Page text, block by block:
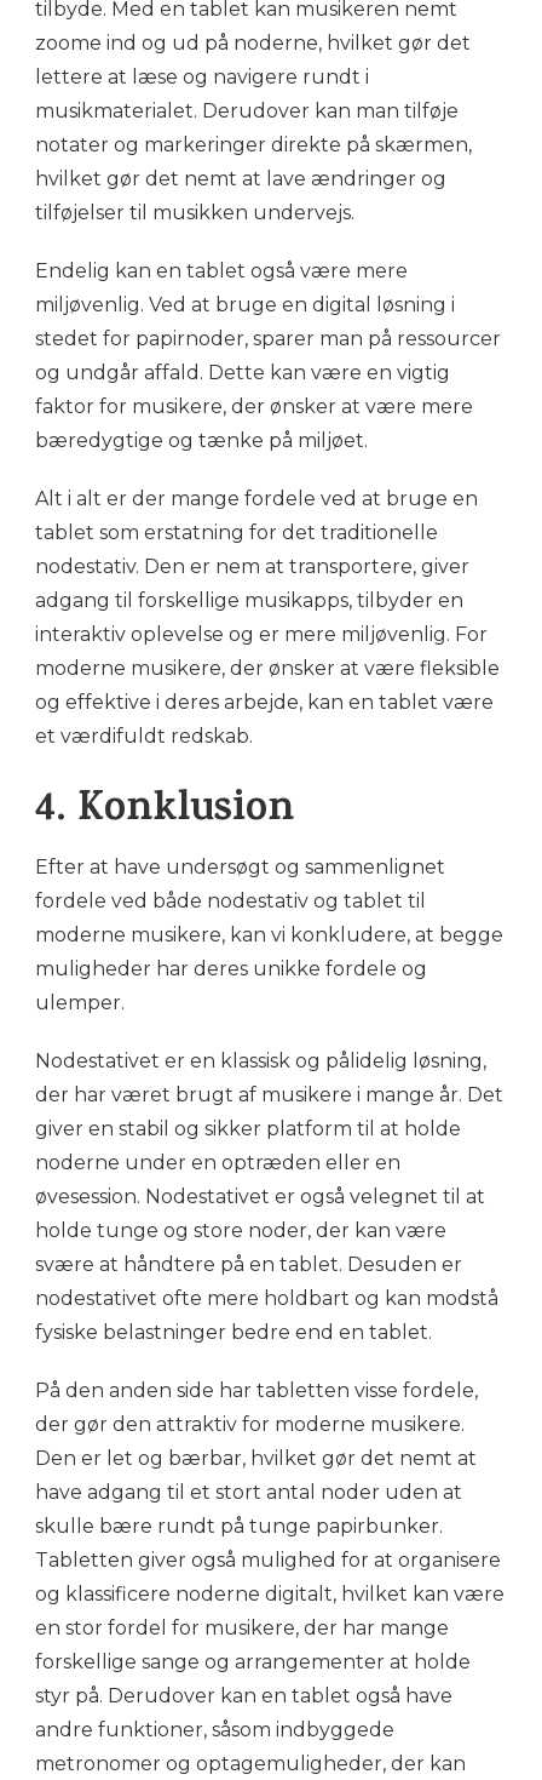
tilbyde. Med en tablet kan musikeren nemt
zoome ind og ud på noderne, hvilket gør det
lettere at læse og navigere rundt i
musikmaterialet. Derudover kan man tilføje
notater og markeringer direkte på skærmen,
hvilket gør det nemt at lave ændringer og
tilføjelser til musikken undervejs.
Endelig kan en tablet også være mere
miljøvenlig. Ved at bruge en digital løsning i
stedet for papirnoder, sparer man på ressourcer
og undgår affald. Dette kan være en vigtig
faktor for musikere, der ønsker at være mere
bæredygtige og tænke på miljøet.
Alt i alt er der mange fordele ved at bruge en
tablet som erstatning for det traditionelle
nodestativ. Den er nem at transportere, giver
adgang til forskellige musikapps, tilbyder en
interaktiv oplevelse og er mere miljøvenlig. For
moderne musikere, der ønsker at være fleksible
og effektive i deres arbejde, kan en tablet være
et værdifuldt redskab.
4. Konklusion
Efter at have undersøgt og sammenlignet
fordele ved både nodestativ og tablet til
moderne musikere, kan vi konkludere, at begge
muligheder har deres unikke fordele og
ulemper.
Nodestativet er en klassisk og pålidelig løsning,
der har været brugt af musikere i mange år. Det
giver en stabil og sikker platform til at holde
noderne under en optræden eller en
øvesession. Nodestativet er også velegnet til at
holde tunge og store noder, der kan være
svære at håndtere på en tablet. Desuden er
nodestativet ofte mere holdbart og kan modstå
fysiske belastninger bedre end en tablet.
På den anden side har tabletten visse fordele,
der gør den attraktiv for moderne musikere.
Den er let og bærbar, hvilket gør det nemt at
have adgang til et stort antal noder uden at
skulle bære rundt på tunge papirbunker.
Tabletten giver også mulighed for at organisere
og klassificere noderne digitalt, hvilket kan være
en stor fordel for musikere, der har mange
forskellige sange og arrangementer at holde
styr på. Derudover kan en tablet også have
andre funktioner, såsom indbyggede
metronomer og optagemuligheder, der kan